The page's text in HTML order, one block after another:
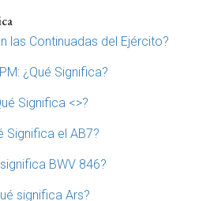
las Continuadas del Ejército?
¿Qué Significa?
Significa <>?
Significa el AB7?
BWV 846?
significa Ars?